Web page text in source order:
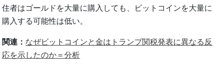
住者はゴールドを大量に購入しても、ビットコインを大量に
購入する可能性は低い。
関連： なぜビットコインと金はトランプ関税発表に異なる反
応を示したのか＝分析